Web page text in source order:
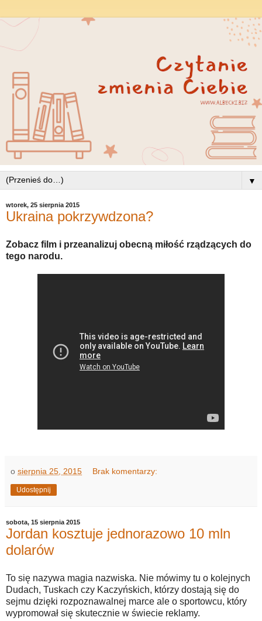
▼
wtorek, 25 sierpnia 2015
Ukraina pokrzywdzona?
Zobacz film i przeanalizuj obecną miłość rządzących do
tego narodu.
o sierpnia 25, 2015 Brak komentarzy:
Udostępnij
sobota, 15 sierpnia 2015
Jordan kosztuje jednorazowo 10 mln
dolarów
To się nazywa magia nazwiska. Nie mówimy tu o kolejnych
Dudach, Tuskach czy Kaczyńskich, którzy dostają się do
sejmu dzięki rozpoznawalnej marce ale o sportowcu, który
wypromował się skutecznie w świecie reklamy.